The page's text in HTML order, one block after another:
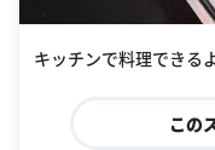
キッチンで料理できる
この